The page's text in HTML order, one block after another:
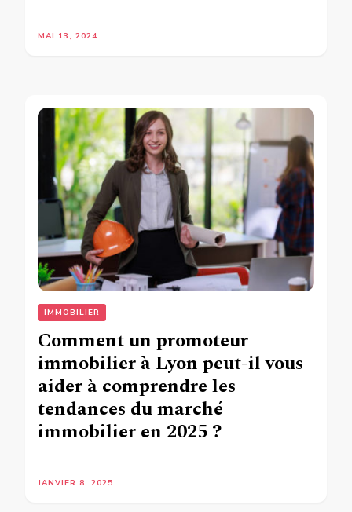
MAI 13, 2024
IMMOBILIER
Comment un promoteur
immobilier à Lyon peut-il vous
aider à comprendre les
tendances du marché
immobilier en 2025 ?
JANVIER 8, 2025